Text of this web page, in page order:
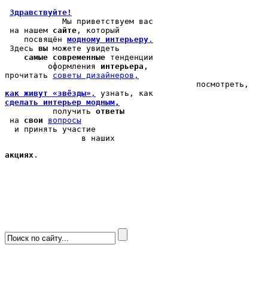
Здравствуйте!
            Мы
приветствуем вас
на нашем сайте , который
    посвящён
модному интерьеру .
Здесь вы можете увидеть
самые современные тенденции
         оформления
интерьера ,
прочитать cоветы дизайнеров,
как живут «звёзды» ,
сделать интерьер модным,
          получить
ответы
на свои
вопросы
  и принять участие
                в наших
акциях .